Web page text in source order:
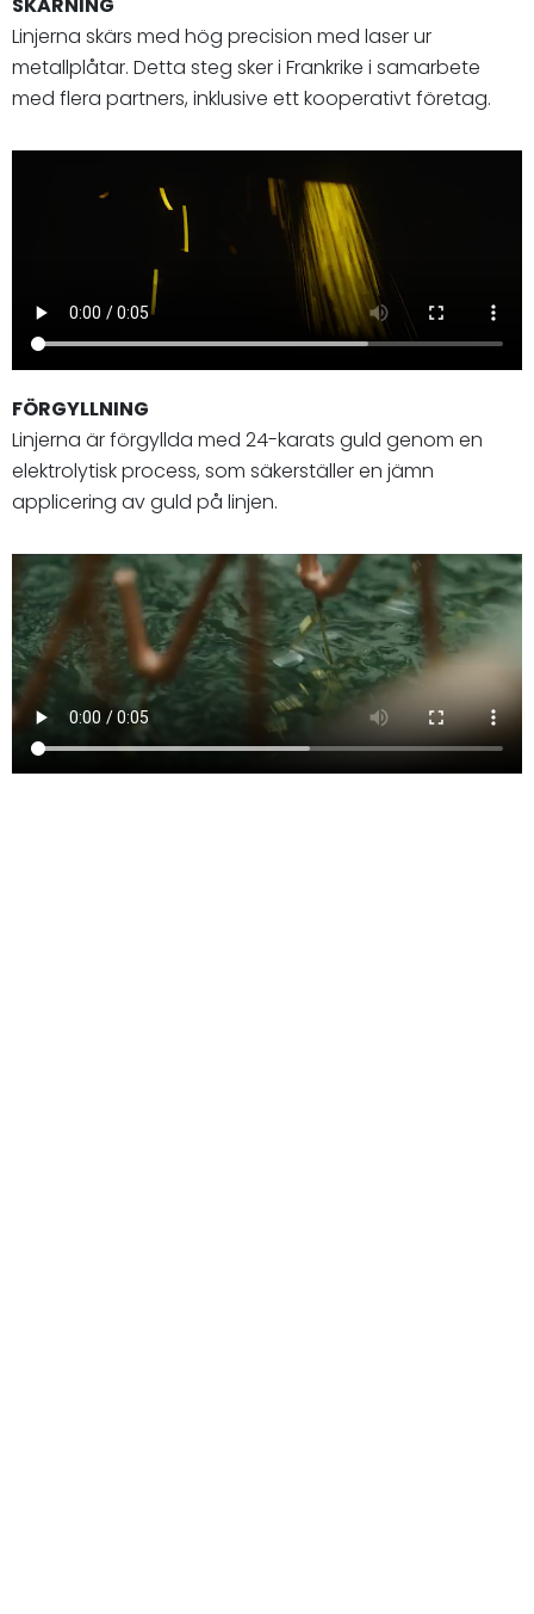
Linjerna skärs med hög precision med laser ur
metallplåtar. Detta steg sker i Frankrike i samarbete
med flera partners, inklusive ett kooperativt företag.
FÖRGYLLNING
Linjerna är förgyllda med 24-karats guld genom en
elektrolytisk process, som säkerställer en jämn
applicering av guld på linjen.